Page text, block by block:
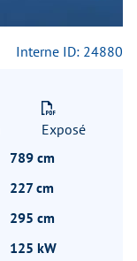
Interne ID: 24880
Exposé
789 cm
227 cm
295 cm
125 kW